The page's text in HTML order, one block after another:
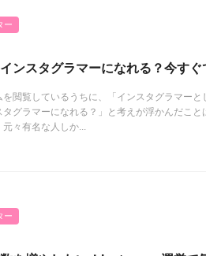
ー
ンスタグラマーになれる？今すぐ
を閲覧しているうちに、「インスタグラマー
タグラマーになれる？」と考えが浮かんだこ
元々有名な人しか...
ー